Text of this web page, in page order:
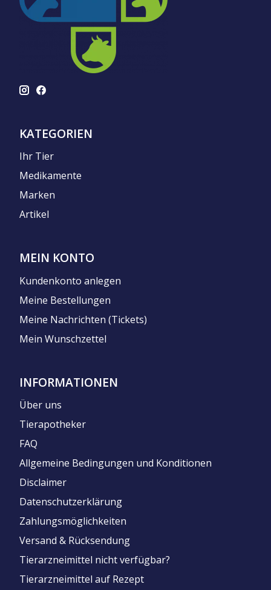
KATEGORIEN
Ihr Tier
Medikamente
Marken
Artikel
MEIN KONTO
Kundenkonto anlegen
Meine Bestellungen
Meine Nachrichten (Tickets)
Mein Wunschzettel
INFORMATIONEN
Über uns
Tierapotheker
FAQ
Allgemeine Bedingungen und Konditionen
Disclaimer
Datenschutzerklärung
Zahlungsmöglichkeiten
Versand & Rücksendung
Tierarzneimittel nicht verfügbar?
Tierarzneimittel auf Rezept